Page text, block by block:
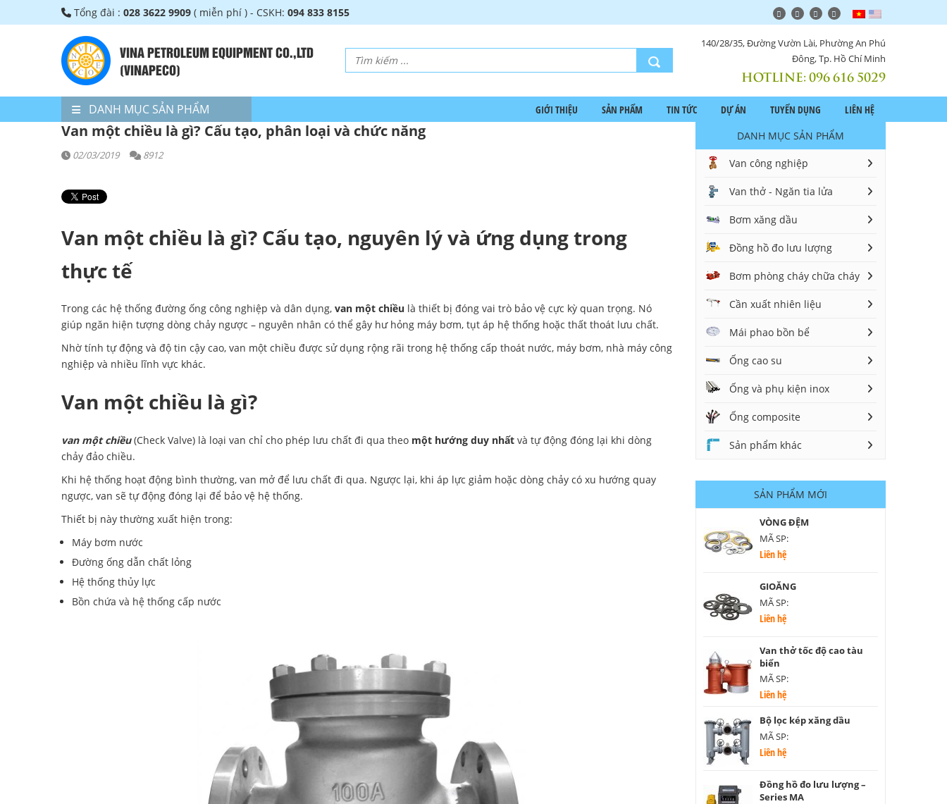
Tổng đài : 028 3622 9909 ( miễn phí ) - CSKH: 094 833 8155
VINA PETROLEUM EQUIPMENT CO.,LTD
(VINAPECO)
140/28/35, Đường Vườn Lài, Phường An Phú
Đông, Tp. Hồ Chí Minh
HOTLINE:096 616 5029
DANH MỤC SẢN PHẨM GIỚI THIỆU SẢN PHẨM TIN TỨC DỰ ÁN TUYỂN DỤNG LIÊN HỆ
Van một chiều là gì? Cấu tạo, phân loại và chức năng
02/03/2019 8912
Van một chiều là gì? Cấu tạo, nguyên lý và ứng dụng trong
thực tế
Trong các hệ thống đường ống công nghiệp và dân dụng, van một chiều là thiết bị đóng vai trò bảo vệ cực kỳ quan trọng. Nó
giúp ngăn hiện tượng dòng chảy ngược – nguyên nhân có thể gây hư hỏng máy bơm, tụt áp hệ thống hoặc thất thoát lưu chất.
Nhờ tính tự động và độ tin cậy cao, van một chiều được sử dụng rộng rãi trong hệ thống cấp thoát nước, máy bơm, nhà máy công
nghiệp và nhiều lĩnh vực khác.
Van một chiều là gì?
van một chiều(Check Valve) là loại van chỉ cho phép lưu chất đi qua theo một hướng duy nhất và tự động đóng lại khi dòng
chảy đảo chiều.
Khi hệ thống hoạt động bình thường, van mở để lưu chất đi qua. Ngược lại, khi áp lực giảm hoặc dòng chảy có xu hướng quay
ngược, van sẽ tự động đóng lại để bảo vệ hệ thống.
Thiết bị này thường xuất hiện trong:
Máy bơm nước
Đường ống dẫn chất lỏng
Hệ thống thủy lực
Bồn chứa và hệ thống cấp nước
DANH MỤC SẢN PHẨM
Van công nghiệp
Van thở - Ngăn tia lửa
Bơm xăng dầu
Đồng hồ đo lưu lượng
Bơm phòng cháy chữa cháy
Cần xuất nhiên liệu
Mái phao bồn bể
Ống cao su
Ống và phụ kiện inox
Ống composite
Sản phẩm khác
SẢN PHẨM MỚI
VÒNG ĐỆM
MÃ SP:
Liên hệ
GIOĂNG
MÃ SP:
Liên hệ
Van thở tốc độ cao tàu
biển
MÃ SP:
Liên hệ
Bộ lọc kép xăng dầu
MÃ SP:
Liên hệ
Đồng hồ đo lưu lượng –
Series MA